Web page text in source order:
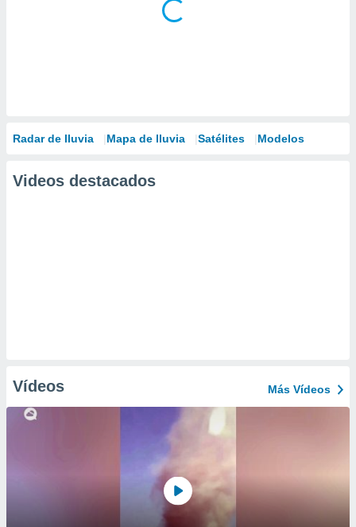
Radar de lluvia Mapa de lluvia Satélites Modelos
Videos destacados
Vídeos Más Vídeos